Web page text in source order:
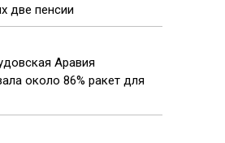
две пенсии
Аравия
около 86% ракет для